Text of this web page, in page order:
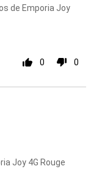
de Emporia Joy
0 0
Joy 4G Rouge